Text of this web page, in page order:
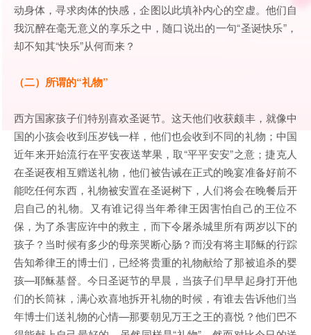
动身体，寻求肉体的快感，企图以此填补内心的空虚。他们自
我沉醉在毫无意义的享乐之中，随口说出的一句“圣诞快乐”，
却不知其“快乐”从何而来？
（二）所谓的“礼物”
西方国家孩子们特别喜欢圣诞节。这天他们收获颇丰，就像中
国的小孩会收到压岁钱一样，他们也会收到不同的礼物；中国
近年来开始流行在平安夜送苹果，取“平平安安”之意；捷克人
在圣诞夜相互赠送礼物，他们被告诫在正式的晚宴准备好前不
能吃任何东西，礼物被安置在圣诞树下，人们将会在晚餐后开
启自己的礼物。又有谁记得当年希律王因害怕自己的王位不
保，为了杀害应许中的救主，而下令屠杀城里所有两岁以下的
孩子？当时候有多少的母亲哭断心肠？而没有将主耶稣的行踪
告知希律王的博士们，已经将贵重的礼物献给了那被追杀的婴
孩—耶稣基督。今日圣诞节的早晨，当孩子们早早起身打开他
们的长筒袜，满心欢喜地拆开礼物的时候，有谁去告诉他们当
年博士们送礼物的心情—那要朝见万王之王的喜悦？他们巴不